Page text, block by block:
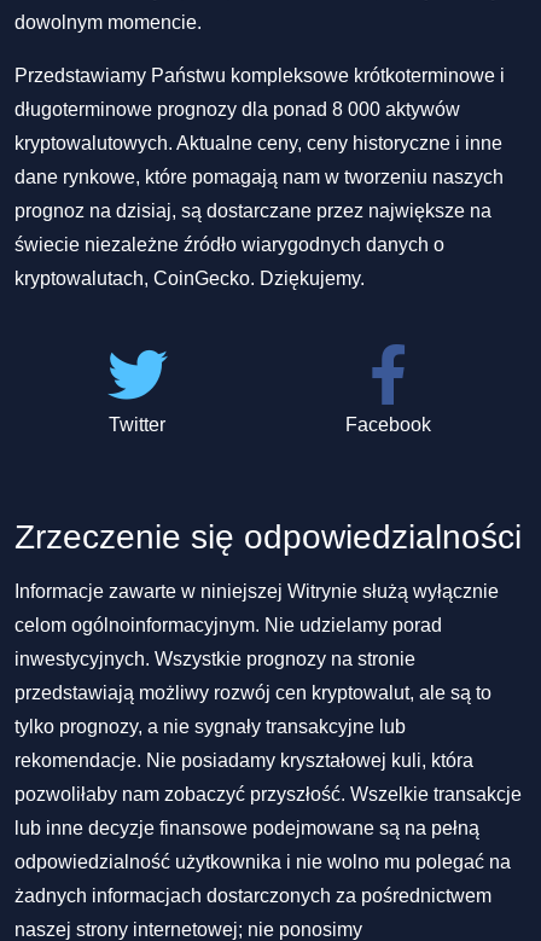
dowolnym momencie.
Przedstawiamy Państwu kompleksowe krótkoterminowe i
długoterminowe prognozy dla ponad 8 000 aktywów
kryptowalutowych. Aktualne ceny, ceny historyczne i inne
dane rynkowe, które pomagają nam w tworzeniu naszych
prognoz na dzisiaj, są dostarczane przez największe na
świecie niezależne źródło wiarygodnych danych o
kryptowalutach, CoinGecko. Dziękujemy.
Twitter Facebook
Zrzeczenie się odpowiedzialności
Informacje zawarte w niniejszej Witrynie służą wyłącznie
celom ogólnoinformacyjnym. Nie udzielamy porad
inwestycyjnych. Wszystkie prognozy na stronie
przedstawiają możliwy rozwój cen kryptowalut, ale są to
tylko prognozy, a nie sygnały transakcyjne lub
rekomendacje. Nie posiadamy kryształowej kuli, która
pozwoliłaby nam zobaczyć przyszłość. Wszelkie transakcje
lub inne decyzje finansowe podejmowane są na pełną
odpowiedzialność użytkownika i nie wolno mu polegać na
żadnych informacjach dostarczonych za pośrednictwem
naszej strony internetowej; nie ponosimy